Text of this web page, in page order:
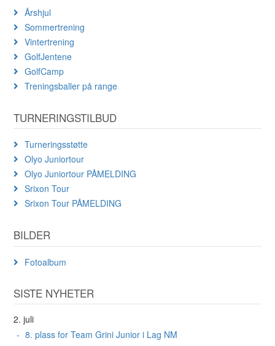
Årshjul
Sommertrening
Vintertrening
GolfJentene
GolfCamp
Treningsballer på range
TURNERINGSTILBUD
Turneringsstøtte
Olyo Juniortour
Olyo Juniortour PÅMELDING
Srixon Tour
Srixon Tour PÅMELDING
BILDER
Fotoalbum
SISTE NYHETER
2. juli
8. plass for Team Grini Junior i Lag NM